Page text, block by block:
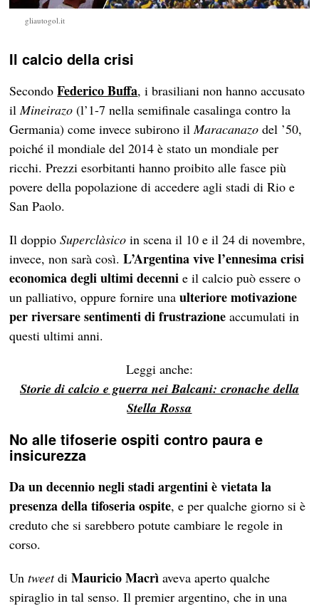
gliautogol.it
Il calcio della crisi
SecondoFederico Buffa, i brasiliani non hanno accusato
il Mineirazo (l’1-7 nella semifinale casalinga contro la
Germania) come invece subirono il Maracanazo del ’50,
poiché il mondiale del 2014 è stato un mondiale per
ricchi. Prezzi esorbitanti hanno proibito alle fasce più
povere della popolazione di accedere agli stadi di Rio e
San Paolo.
Il doppioSuperclàsico in scena il 10 e il 24 di novembre,
invece, non sarà così.L’Argentina vive l’ennesima crisi
economica degli ultimi decenni e il calcio può essere o
un palliativo, oppure fornire unaulteriore motivazione
per riversare sentimenti di frustrazione accumulati in
questi ultimi anni.
Leggi anche:
Storie di calcio e guerra nei Balcani: cronache della
Stella Rossa
No alle tifoserie ospiti contro paura e
insicurezza
Da un decennio negli stadi argentini è vietata la
presenza della tifoseria ospite, e per qualche giorno si è
creduto che si sarebbero potute cambiare le regole in
corso.
UntweetdiMauricio Macrì aveva aperto qualche
spiraglio in tal senso. Il premier argentino, che in una